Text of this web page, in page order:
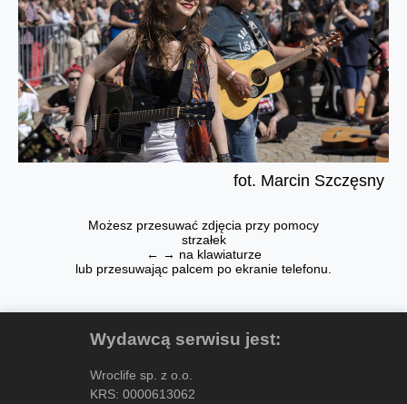
fot. Marcin Szczęsny
Możesz przesuwać zdjęcia przy pomocy
strzałek
← → na klawiaturze
lub przesuwając palcem po ekranie telefonu.
Wydawcą serwisu jest:
Wroclife sp. z o.o.
KRS: 0000613062